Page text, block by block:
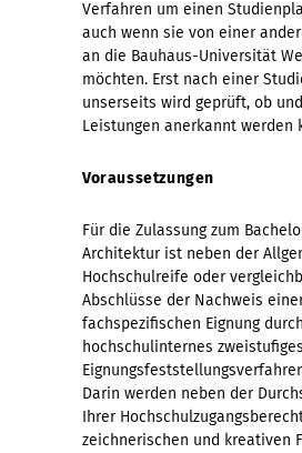
Verfahren um einen
auch wenn sie von einer
an die Bauhaus-Universität
möchten. Erst nach einer
unserseits wird geprüft, ob
Leistungen anerkannt werden
Voraussetzungen
Für die Zulassung zum
Architektur ist neben der
Hochschulreife oder
Abschlüsse der Nachweis
fachspezifischen Eignung
hochschulinternes zweistufiges
Darin werden neben der
Ihrer
zeichnerischen und kreativen